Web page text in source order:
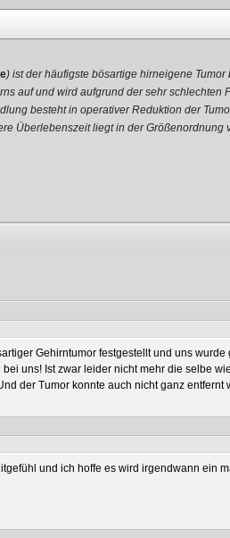
) ist der häufigste bösartige hirneigene
auf und wird aufgrund der sehr schlechten
besteht in operativer Reduktion der
Überlebenszeit liegt in der
Gehirntumor festgestellt und uns
uns! Ist zwar leider nicht mehr die selbe
der Tumor konnte auch nicht ganz
und ich hoffe es wird irgendwann ein